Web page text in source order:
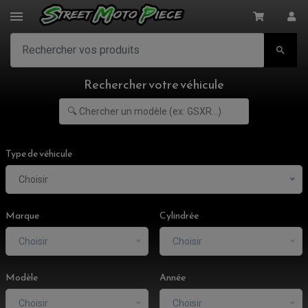

Rechercher votre véhicule
Type de véhicule
Choisir
Marque
Choisir
Cylindrée
Choisir
Modèle
Choisir
Année
Choisir